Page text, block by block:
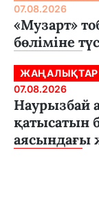
07.08.2026
«Музарт»
бөліміне
ЖАҢАЛЫҚТАР
07.08.2026
Наурызбай
қатысатын
аясындағы